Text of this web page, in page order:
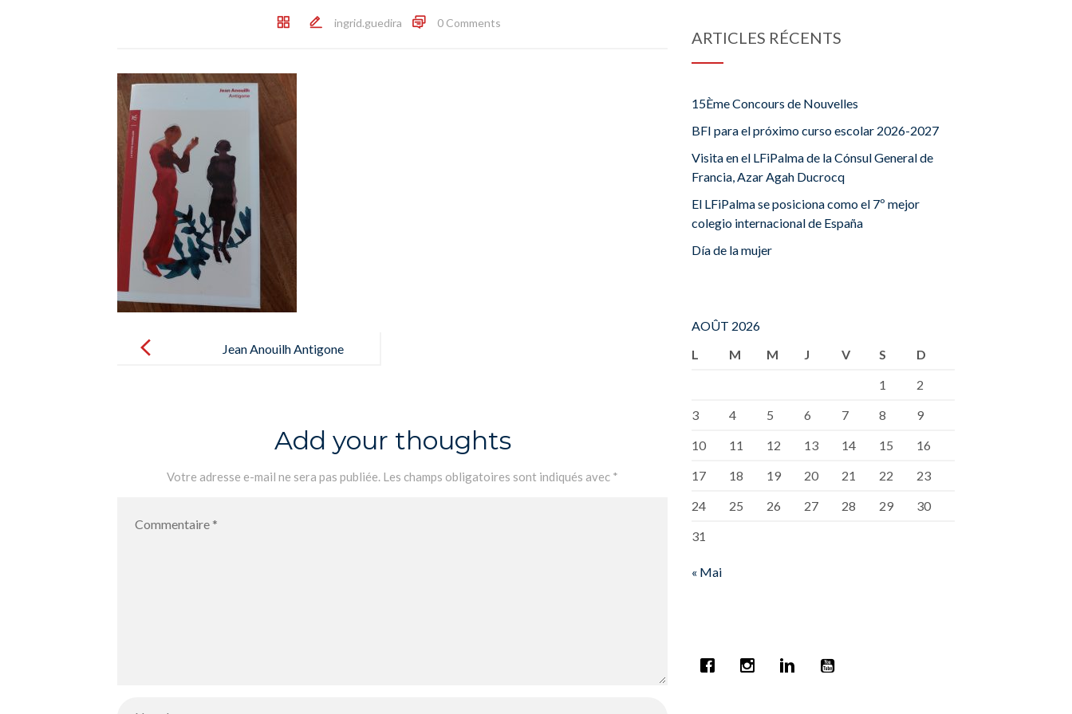
ingrid.guedira 0 Comments
navigation
Jean Anouilh Antigone
Add your thoughts
Votre adresse e-mail ne sera pas publiée. Les champs obligatoires sont indiqués avec *
ARTICLES RÉCENTS
15Ème Concours de Nouvelles
BFI para el próximo curso escolar 2026-2027
Visita en el LFiPalma de la Cónsul General de
Francia, Azar Agah Ducrocq
El LFiPalma se posiciona como el 7º mejor
colegio internacional de España
Día de la mujer
AOÛT 2026
L
M M J V S
D
1
2
3
4 5 6 7 8
9
10
11 12 13 14 15
16
17
18 19 20 21 22
23
24
25 26 27 28 29
30
31
« Mai